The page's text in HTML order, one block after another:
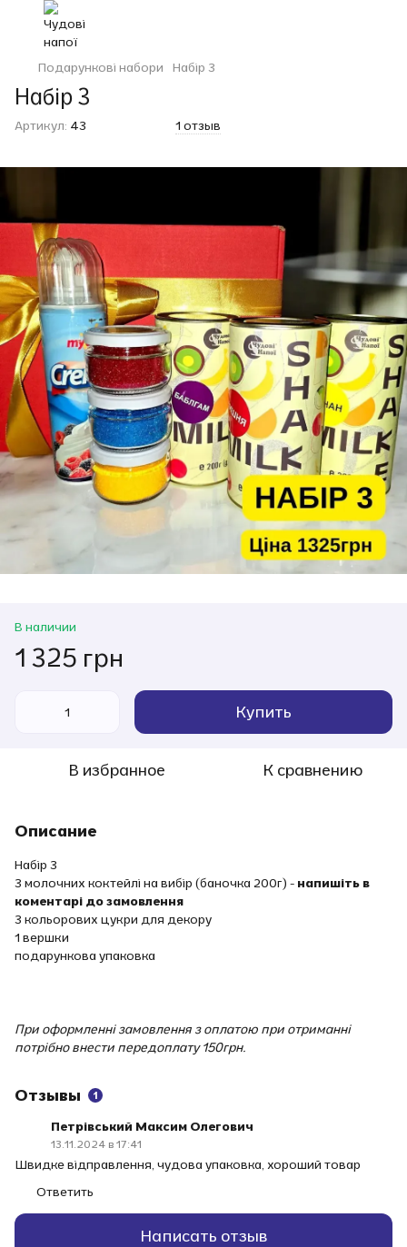
Подарункові набори Набір 3
Набір 3
Артикул: 43 1 отзыв
В наличии
1 325 грн
Купить
В избранное К сравнению
Описание
Набір 3
3 молочних коктейлі на вибір (баночка 200г) - напишіть в
коментарі до замовлення
3 кольорових цукри для декору
1 вершки
подарункова упаковка
При оформленні замовлення з оплатою при отриманні
потрібно внести передоплату 150грн.
Отзывы 1
Петрівський Максим Олегович
13.11.2024 в 17:41
Швидке відправлення, чудова упаковка, хороший товар
Ответить
Написать отзыв